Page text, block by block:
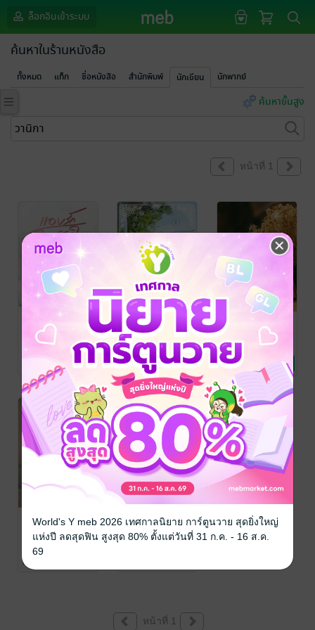
ล็อกอินเข้าระบบ
ค้นหาในร้านหนังสือ
ทั้งหมด แท็ก ชื่อหนังสือ สำนักพิมพ์ นักเขียน นักพากย์
ค้นหาขั้นสูง
หน้าที่ 1
แอบรัก โดย
สมัครใจ
วานิกา
นิยายรัก
ยอดรัก
เยาวมาลย์ 1
วานิกา
นิยายรัก
148 Rating
ชายในฝันคนนั้น
คือเธอใช่ไหม
วานิกา
นิยายรัก
13 Rating
วานิกา
นิยายรัก
70 Rating
วานิกา
นิยายรัก
หน้าที่ 1
World's Y meb 2026 เทศกาลนิยาย การ์ตูนวาย สุดยิ่งใหญ่
แห่งปี ลดสุดฟิน สูงสุด 80% ตั้งแต่วันที่ 31 ก.ค. - 16 ส.ค.
69